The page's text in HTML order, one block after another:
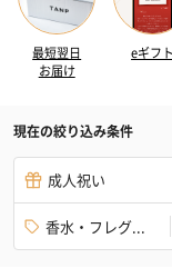
最短翌日
お届け
eギフト
現在の絞り込み条件
成人祝い
香水・フレグ...